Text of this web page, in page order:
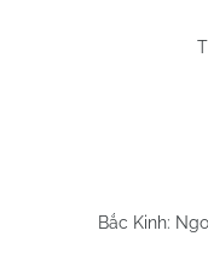
Bắc Kinh: